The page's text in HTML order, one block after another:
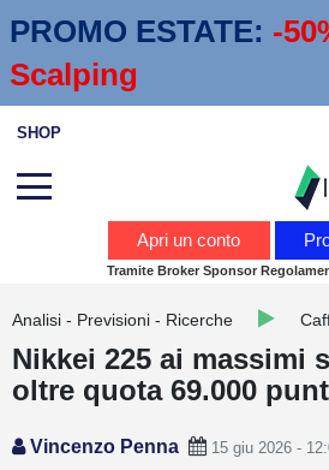
PROMO ESTATE: -
Scalping
SHOP
Webinar
Apri un conto
Tramite Broker Sponsor
Analisi - Previsioni - Ricerche
Nikkei 225 ai massimi
oltre quota 69.000
Vincenzo Penna 15 giu 2026 -